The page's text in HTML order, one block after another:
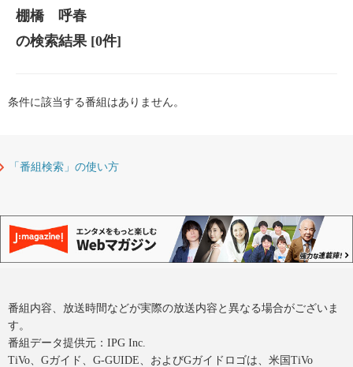
棚橋 呼春
の検索結果[0件]
条件に該当する番組はありません。
「番組検索」の使い方
番組内容、放送時間などが実際の放送内容と異なる場合がございま
す。
番組データ提供元：IPG Inc.
TiVo、Gガイド、G-GUIDE、およびGガイドロゴは、米国TiVo